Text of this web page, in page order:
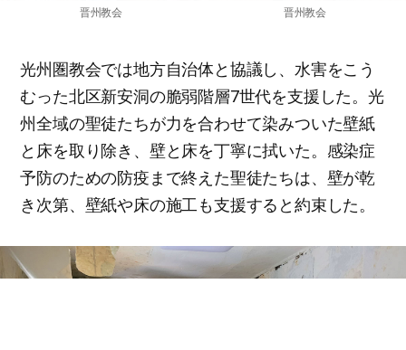
晋州教会 晋州教会
光州圏教会では地方自治体と協議し、水害をこう
むった北区新安洞の脆弱階層7世代を支援した。光
州全域の聖徒たちが力を合わせて染みついた壁紙
と床を取り除き、壁と床を丁寧に拭いた。感染症
予防のための防疫まで終えた聖徒たちは、壁が乾
き次第、壁紙や床の施工も支援すると約束した。